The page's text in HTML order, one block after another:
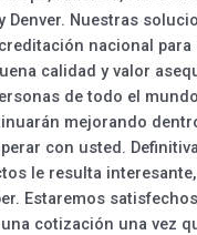
Denver. Nuestras
nacional para
calidad y valor
de todo el
mejorando
con usted.
le resulta
Estaremos
cotización una vez